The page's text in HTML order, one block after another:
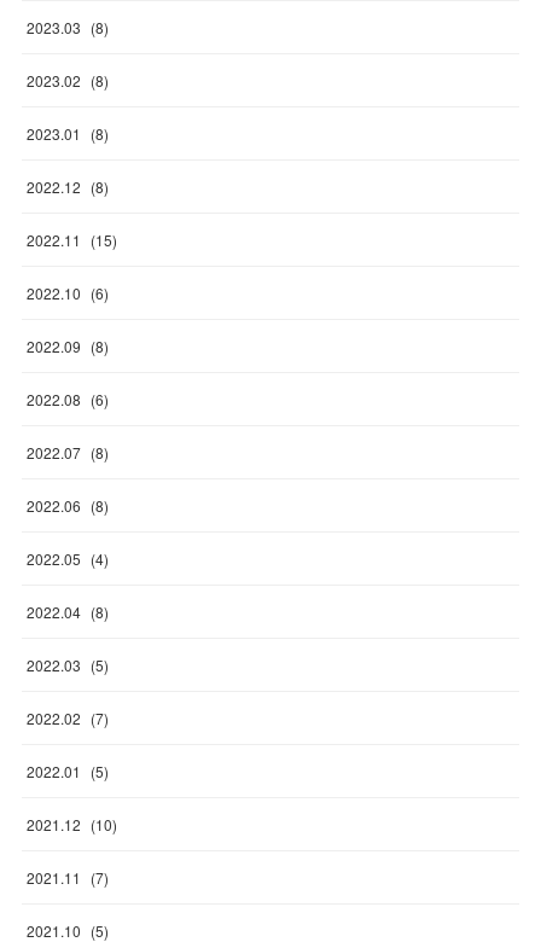
2023.03 (8)
2023.02 (8)
2023.01 (8)
2022.12 (8)
2022.11 (15)
2022.10 (6)
2022.09 (8)
2022.08 (6)
2022.07 (8)
2022.06 (8)
2022.05 (4)
2022.04 (8)
2022.03 (5)
2022.02 (7)
2022.01 (5)
2021.12 (10)
2021.11 (7)
2021.10 (5)